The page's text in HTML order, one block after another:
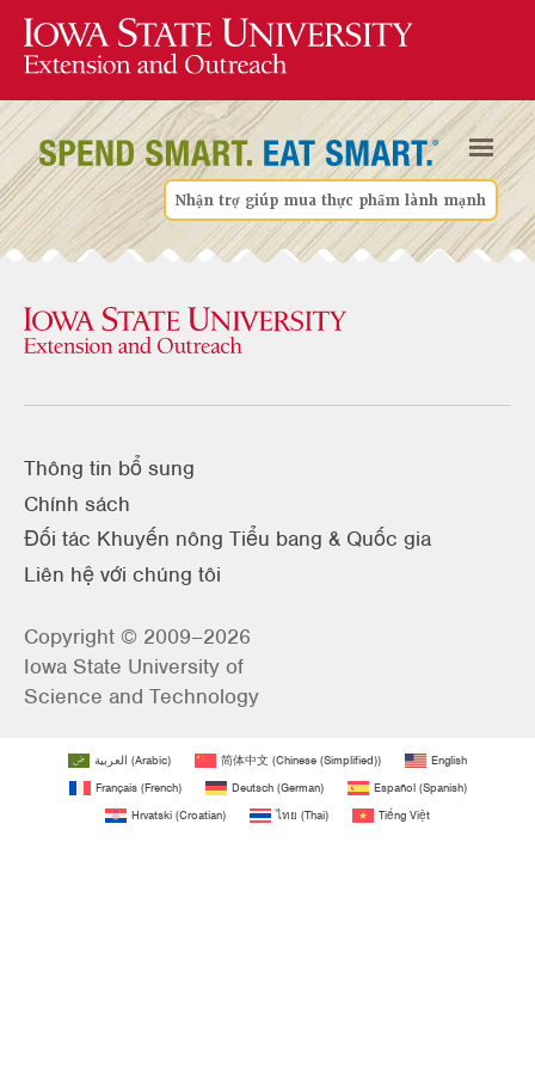
Nhận trợ giúp mua thực phẩm lành mạnh
Thông tin bổ sung
Chính sách
Đối tác Khuyến nông Tiểu bang & Quốc gia
Liên hệ với chúng tôi
Copyright © 2009–2026
Iowa State University of
Science and Technology
العربية (Arabic) 简体中文 (Chinese (Simplified))
English
Français(French) Deutsch(German) Español(Spanish)
Hrvatski (Croatian) ไทย (Thai) Tiếng Việt